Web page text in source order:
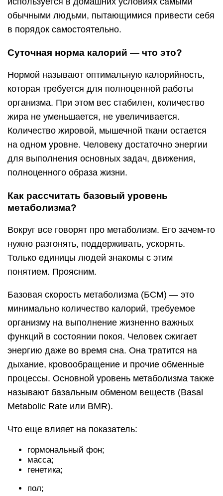
обычными людьми, пытающимися привести себя
в порядок самостоятельно.
Суточная норма калорий — что это?
Нормой называют оптимальную калорийность,
которая требуется для полноценной работы
организма. При этом вес стабилен, количество
жира не уменьшается, не увеличивается.
Количество жировой, мышечной ткани остается
на одном уровне. Человеку достаточно энергии
для выполнения основных задач, движения,
полноценного образа жизни.
Как рассчитать базовый уровень
метаболизма?
Вокруг все говорят про метаболизм. Его зачем-то
нужно разгонять, поддерживать, ускорять.
Только единицы людей знакомы с этим
понятием. Проясним.
Базовая скорость метаболизма (БСМ) — это
минимально количество калорий, требуемое
организму на выполнение жизненно важных
функций в состоянии покоя. Человек сжигает
энергию даже во время сна. Она тратится на
дыхание, кровообращение и прочие обменные
процессы. Основной уровень метаболизма также
называют базальным обменом веществ (Basal
Metabolic Rate или BMR).
Что еще влияет на показатель:
гормональный фон;
масса;
генетика;
пол;